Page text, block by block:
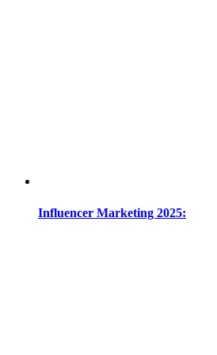
Influencer Marketing 2025: